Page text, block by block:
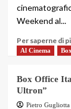
Weekend al...
Per saperne di
Al Cinema
Box Office
Ultron”
Pietro Gugliotta